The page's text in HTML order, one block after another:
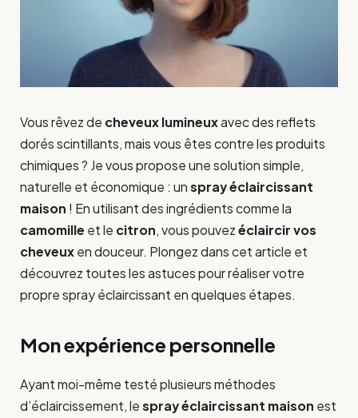
Vous rêvez de cheveux lumineuxavec des reflets
dorés scintillants, mais vous êtes contre les produits
chimiques ? Je vous propose une solution simple,
naturelle et économique : unspray éclaircissant
maison ! En utilisant des ingrédients comme la
camomille et le citron, vous pouvezéclaircir vos
cheveuxen douceur. Plongez dans cet article et
découvrez toutes les astuces pour réaliser votre
propre spray éclaircissant en quelques étapes.
Mon expérience personnelle
Ayant moi-même testé plusieurs méthodes
d’éclaircissement, lespray éclaircissant maison est